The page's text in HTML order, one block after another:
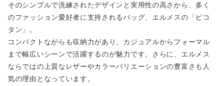
そのシンプルで洗練されたデザインと実用性の高さから、多く
のファッション愛好者に支持されるバッグ、エルメスの「ピコ
タン」。
コンパクトながらも収納力があり、カジュアルからフォーマル
まで幅広いシーンで活躍するのが魅力です。さらに、エルメス
ならではの上質なレザーやカラーバリエーションの豊富さも人
気の理由となっています。